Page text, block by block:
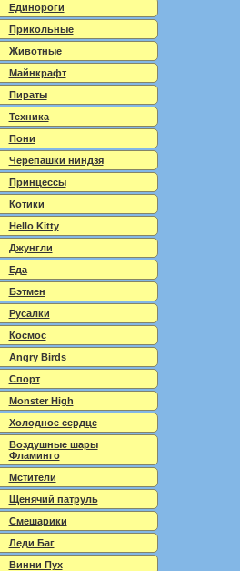
Единороги
Прикольные
Животные
Майнкрафт
Пираты
Техника
Пони
Черепашки ниндзя
Принцессы
Котики
Hello Kitty
Джунгли
Еда
Бэтмен
Русалки
Космос
Angry Birds
Спорт
Monster High
Холодное сердце
Воздушные шары
Фламинго
Мстители
Щенячий патруль
Смешарики
Леди Баг
Винни Пух